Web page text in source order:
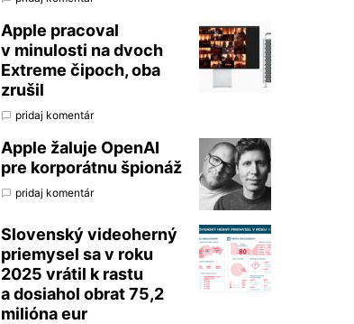
Apple pracoval
v minulosti na dvoch
Extreme čipoch, oba
zrušil
pridaj komentár
Apple žaluje OpenAI
pre korporátnu špionáž
pridaj komentár
Slovenský videoherný
priemysel sa v roku
2025 vrátil k rastu
a dosiahol obrat 75,2
milióna eur